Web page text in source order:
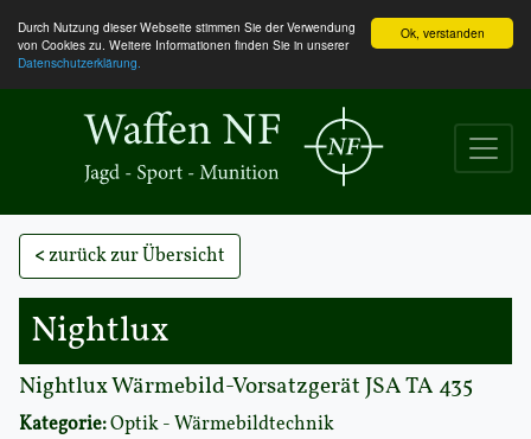
Ok, verstanden
Durch Nutzung dieser Webseite stimmen Sie der Verwendung
von Cookies zu. Weitere Informationen finden Sie in unserer
Datenschutzerklärung.
<zurück zur Übersicht
Nightlux
Nightlux Wärmebild-Vorsatzgerät JSA TA 435
Kategorie:Optik - Wärmebildtechnik